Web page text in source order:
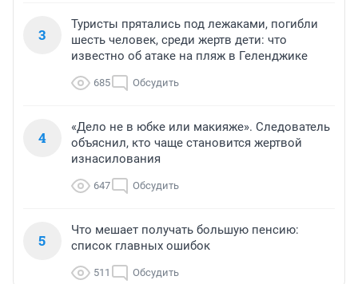
3
Туристы прятались под лежаками, погибли
шесть человек, среди жертв дети: что
известно об атаке на пляж в Геленджике
685 Обсудить
4
«Дело не в юбке или макияже». Следователь
объяснил, кто чаще становится жертвой
изнасилования
647 Обсудить
5
Что мешает получать большую пенсию:
список главных ошибок
511 Обсудить